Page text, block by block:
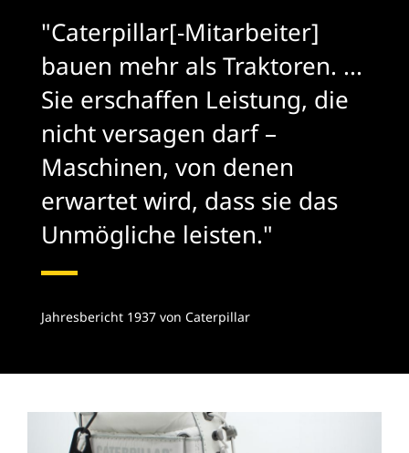
"Caterpillar[-Mitarbeiter]
bauen mehr als Traktoren. ...
Sie erschaffen Leistung, die
nicht versagen darf –
Maschinen, von denen
erwartet wird, dass sie das
Unmögliche leisten."
Jahresbericht 1937 von Caterpillar